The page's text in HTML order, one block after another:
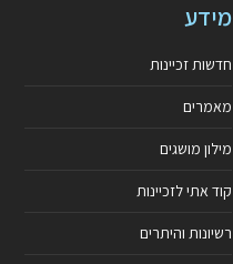
מידע
חדשות זכיינות
מאמרים
מילון מושגים
קוד אתי לזכיינות
רשיונות והיתרים